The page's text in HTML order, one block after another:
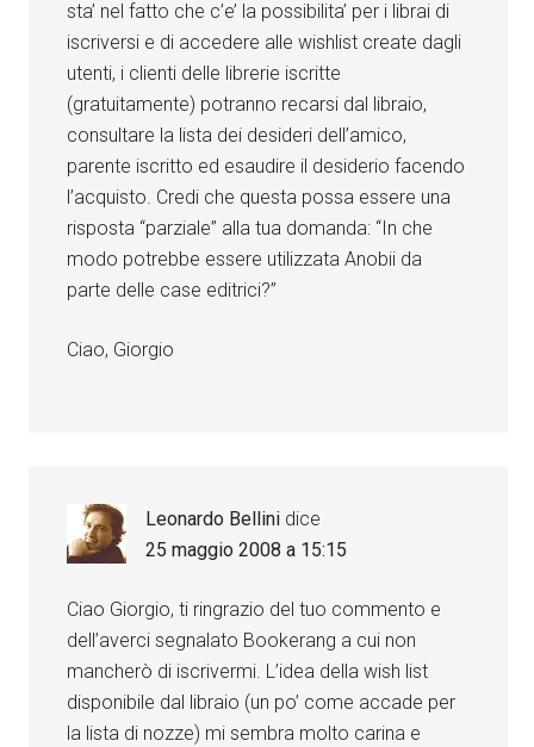
sta’ nel fatto che c’e’ la possibilita’ per i librai di
iscriversi e di accedere alle wishlist create dagli
utenti, i clienti delle librerie iscritte
(gratuitamente) potranno recarsi dal libraio,
consultare la lista dei desideri dell’amico,
parente iscritto ed esaudire il desiderio facendo
l’acquisto. Credi che questa possa essere una
risposta “parziale” alla tua domanda: “In che
modo potrebbe essere utilizzata Anobii da
parte delle case editrici?”
Ciao, Giorgio
Leonardo Bellini dice
25 maggio 2008 a 15:15
Ciao Giorgio, ti ringrazio del tuo commento e
dell’averci segnalato Bookerang a cui non
mancherò di iscrivermi. L’idea della wish list
disponibile dal libraio (un po’ come accade per
la lista di nozze) mi sembra molto carina e